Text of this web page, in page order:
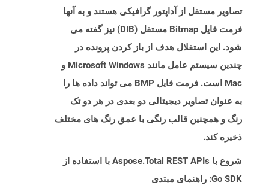
تصاویر مستقل از آداپتور گرافیکی هستند و به آنها
فرمت فایل Bitmap مستقل (DIB) نیز گفته می
شود. این استقلال هدف از باز کردن پرونده در
چندین سیستم عامل مانند Microsoft Windows و
Mac است. فرمت فایل BMP می تواند داده ها را
به عنوان تصاویر دیجیتالی دو بعدی در هر دو تک
رنگ و همچنین قالب رنگی با عمق رنگ های مختلف
ذخیره کند.
شروع با Aspose.Total REST APIs با استفاده از
Go SDK: راهنمای مبتدی